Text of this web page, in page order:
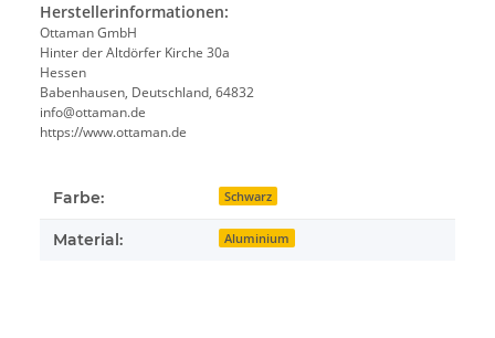
Herstellerinformationen:
Ottaman GmbH
Hinter der Altdörfer Kirche 30a
Hessen
Babenhausen, Deutschland, 64832
info@ottaman.de
https://www.ottaman.de
Farbe: Schwarz
Material: Aluminium